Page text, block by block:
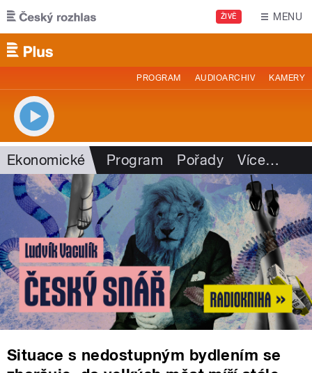
Přejít k hlavnímu obsahu
ŽIVĚ MENU
PROGRAM AUDIOARCHIV KAMERY
Ekonomické Program Pořady Více…
Situace s nedostupným bydlením se